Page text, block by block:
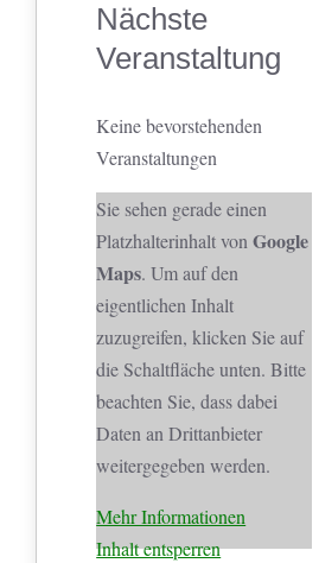
Nächste
Veranstaltung
Keine bevorstehenden
Veranstaltungen
Sie sehen gerade einen
Platzhalterinhalt vonGoogle
Maps. Um auf den
eigentlichen Inhalt
zuzugreifen, klicken Sie auf
die Schaltfläche unten. Bitte
beachten Sie, dass dabei
Daten an Drittanbieter
weitergegeben werden.
Mehr Informationen
Inhalt entsperren